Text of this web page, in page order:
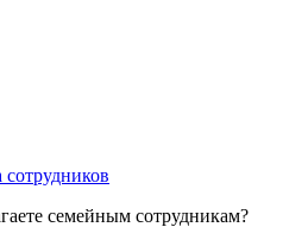
семейным сотрудникам?